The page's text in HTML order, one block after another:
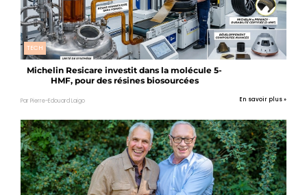
TECH
Michelin Resicare investit dans la molécule 5-
HMF, pour des résines biosourcées
Par Pierre-Edouard Laigo En savoir plus »